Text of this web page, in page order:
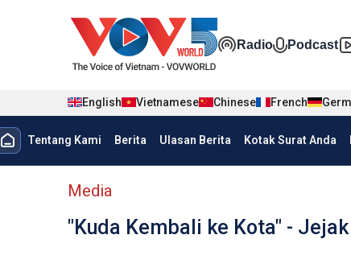
Đa phương
Radio Podcast
English Vietnamese Chinese French
menu trang chủ tiếng Indo
Tentang Kami Berita Ulasan Berita Kotak Surat Anda
menu phụ tiếng Indo
Media
"Kuda Kembali ke Kota" -